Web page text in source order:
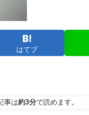
はてブ
事は約3分で読めます。